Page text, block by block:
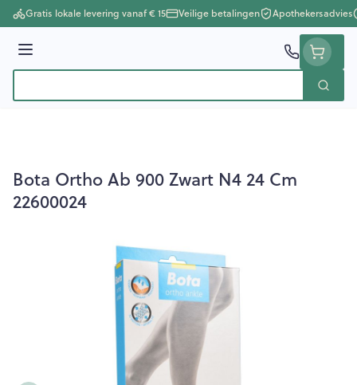
Ga naar de inhoud
Gratis lokale levering vanaf € 15 Veilige betalingen Apothekersadvies
Menu
Zoek
Bota Ortho Ab 900 Zwart N4 24 Cm
22600024